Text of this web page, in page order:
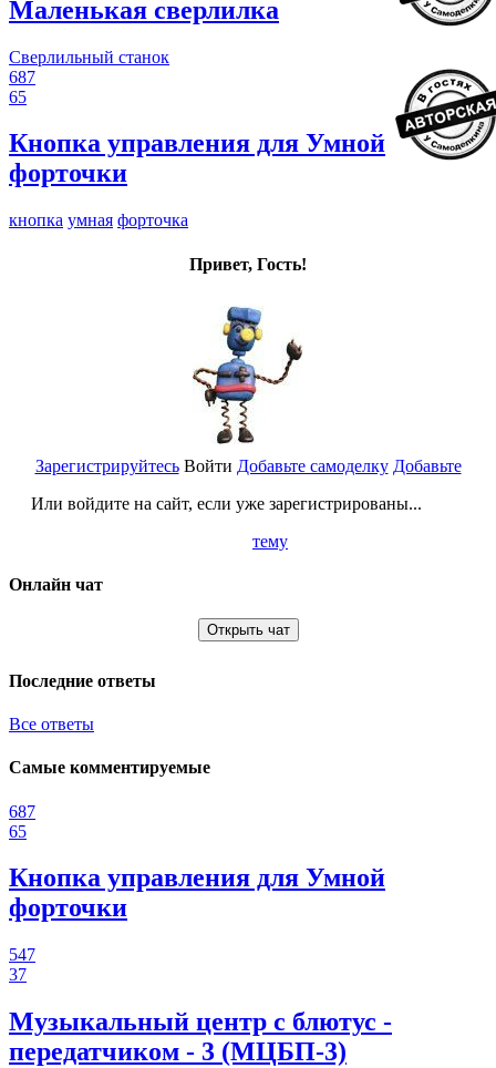
Маленькая сверлилка
Сверлильный станок
687
65
Кнопка управления для Умной
форточки
кнопка умная форточка
Привет, Гость!
Зарегистрируйтесь
Или войдите на сайт, если уже зарегистрированы...
Войти Добавьте самоделку Добавьте
тему
Онлайн чат
Открыть чат
Последние ответы
Все ответы
Самые комментируемые
687
65
Кнопка управления для Умной
форточки
547
37
Музыкальный центр с блютус -
передатчиком - 3 (МЦБП-3)